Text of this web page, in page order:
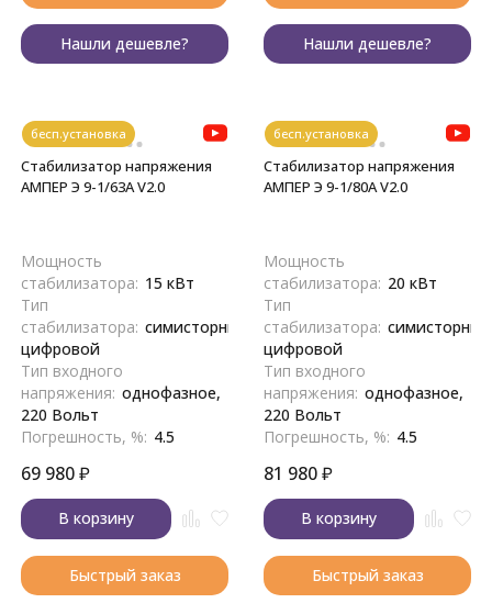
Нашли дешевле? Нашли дешевле?
бесп.установка
Стабилизатор напряжения
АМПЕР Э 9-1/63A V2.0
Мощность
стабилизатора: 15 кВт
Тип
стабилизатора: симисторный,
цифровой
Тип входного
напряжения: однофазное,
220 Вольт
Погрешность, %: 4.5
69 980₽
В корзину
Быстрый заказ
бесп.установка
Стабилизатор напряжения
АМПЕР Э 9-1/80A V2.0
Мощность
стабилизатора: 20 кВт
Тип
стабилизатора:
цифровой
Тип входного
напряжения: однофазное,
220 Вольт
Погрешность, %: 4.5
81 980₽
В корзину
Быстрый заказ